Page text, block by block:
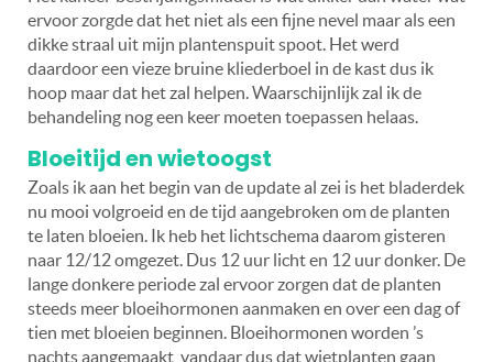
ervoor zorgde dat het niet als een fijne nevel maar als een
dikke straal uit mijn plantenspuit spoot. Het werd
daardoor een vieze bruine kliederboel in de kast dus ik
hoop maar dat het zal helpen. Waarschijnlijk zal ik de
behandeling nog een keer moeten toepassen helaas.
Bloeitijd en wietoogst
Zoals ik aan het begin van de update al zei is het bladerdek
nu mooi volgroeid en de tijd aangebroken om de planten
te laten bloeien. Ik heb het lichtschema daarom gisteren
naar 12/12 omgezet. Dus 12 uur licht en 12 uur donker. De
lange donkere periode zal ervoor zorgen dat de planten
steeds meer bloeihormonen aanmaken en over een dag of
tien met bloeien beginnen. Bloeihormonen worden ’s
nachts aangemaakt, vandaar dus dat wietplanten gaan